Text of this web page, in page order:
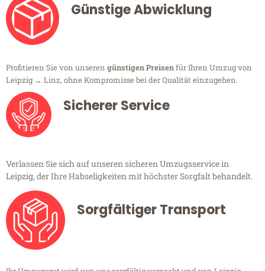
Günstige Abwicklung
Profitieren Sie von unseren günstigen Preisenfür Ihren Umzug von
Leipzig → Linz, ohne Kompromisse bei der Qualität einzugehen.
Sicherer Service
Verlassen Sie sich auf unseren sicheren Umzugsservice in
Leipzig, der Ihre Habseligkeiten mit höchster Sorgfalt behandelt.
Sorgfältiger Transport